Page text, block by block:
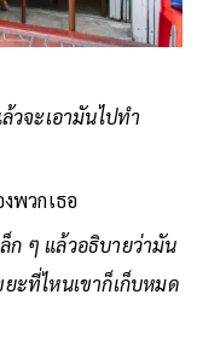
วจะเอามันไปทำ
พวกเธอ
ล็ก ๆ แล้วอธิบายว่ามัน
ะที่ไหนเขาก็เก็บหมด